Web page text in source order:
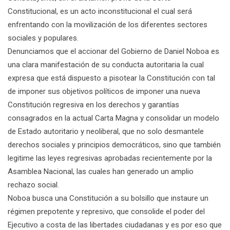
Constitucional, es un acto inconstitucional el cual será
enfrentando con la movilización de los diferentes sectores
sociales y populares.
Denunciamos que el accionar del Gobierno de Daniel Noboa es
una clara manifestación de su conducta autoritaria la cual
expresa que está dispuesto a pisotear la Constitución con tal
de imponer sus objetivos políticos de imponer una nueva
Constitución regresiva en los derechos y garantías
consagrados en la actual Carta Magna y consolidar un modelo
de Estado autoritario y neoliberal, que no solo desmantele
derechos sociales y principios democráticos, sino que también
legitime las leyes regresivas aprobadas recientemente por la
Asamblea Nacional, las cuales han generado un amplio
rechazo social.
Noboa busca una Constitución a su bolsillo que instaure un
régimen prepotente y represivo, que consolide el poder del
Ejecutivo a costa de las libertades ciudadanas y es por eso que